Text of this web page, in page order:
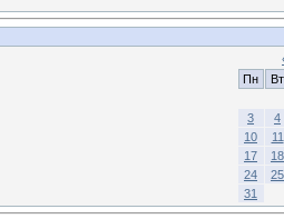
Пн
Вт
3
4
10
11
17
18
24
25
31